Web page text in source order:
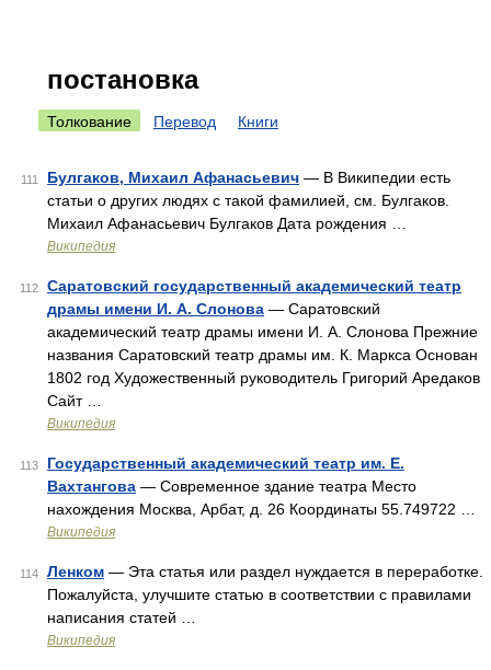
постановка
Толкование Перевод Книги
111 Булгаков, Михаил Афанасьевич — В Википедии есть
статьи о других людях с такой фамилией, см. Булгаков.
Михаил Афанасьевич Булгаков Дата рождения …
Википедия
112
Саратовский государственный академический театр
драмы имени И. А. Слонова — Саратовский
академический театр драмы имени И. А. Слонова Прежние
названия Саратовский театр драмы им. К. Маркса Основан
1802 год Художественный руководитель Григорий Аредаков
Сайт …
Википедия
113
Государственный академический театр им. Е.
Вахтангова — Современное здание театра Место
нахождения Москва, Арбат, д. 26 Координаты 55.749722 …
Википедия
114 Ленком — Эта статья или раздел нуждается в переработке.
Пожалуйста, улучшите статью в соответствии с правилами
написания статей …
Википедия